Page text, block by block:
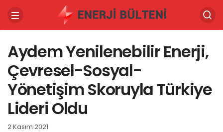
Aydem Yenilenebilir Enerji,
Çevresel-Sosyal-
Yönetişim Skoruyla Türkiye
Lideri Oldu
2 Kasım 2021